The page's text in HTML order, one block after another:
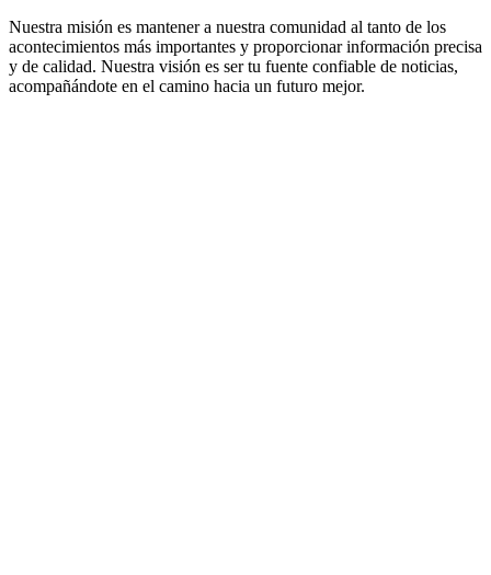
Nuestra misión es mantener a nuestra comunidad al tanto de los
acontecimientos más importantes y proporcionar información precisa
y de calidad. Nuestra visión es ser tu fuente confiable de noticias,
acompañándote en el camino hacia un futuro mejor.